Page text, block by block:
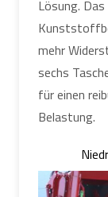
Lösung.
mehr
sechs
für einen
Belastung.